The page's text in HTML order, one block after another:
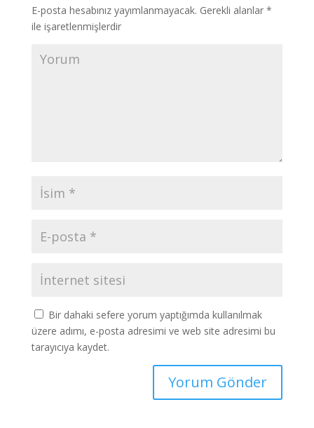
E-posta hesabınız yayımlanmayacak. Gerekli alanlar *
ile işaretlenmişlerdir
Bir dahaki sefere yorum yaptığımda kullanılmak
üzere adımı, e-posta adresimi ve web site adresimi bu
tarayıcıya kaydet.